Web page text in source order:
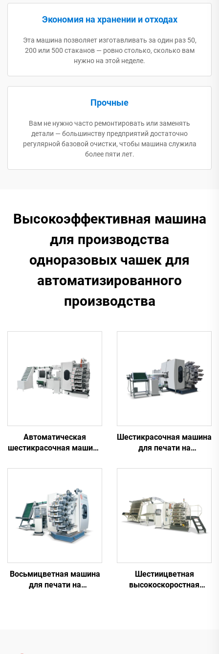
Экономия на хранении и отходах
Эта машина позволяет изготавливать за один раз 50,
200 или 500 стаканов — ровно столько, сколько вам
нужно на этой неделе.
Прочные
Вам не нужно часто ремонтировать или заменять
детали — большинству предприятий достаточно
регулярной базовой очистки, чтобы машина служила
более пяти лет.
Высокоэффективная машина
для производства
одноразовых чашек для
автоматизированного
производства
Автоматическая
шестикрасочная машина
пластиковых
Шестикрасочная машина
для печати на
Восьмицветная машина
для печати на
Шестиицветная
высокоскоростная